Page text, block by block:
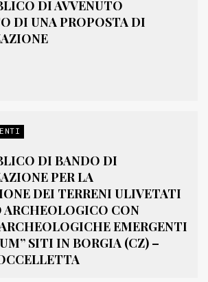
DI AVVENUTO
DI UNA PROPOSTA DI
DI BANDO DI
PER LA
DEI TERRENI ULIVETATI
ARCHEOLOGICO CON
EMERGENTI
SITI IN BORGIA (CZ) –